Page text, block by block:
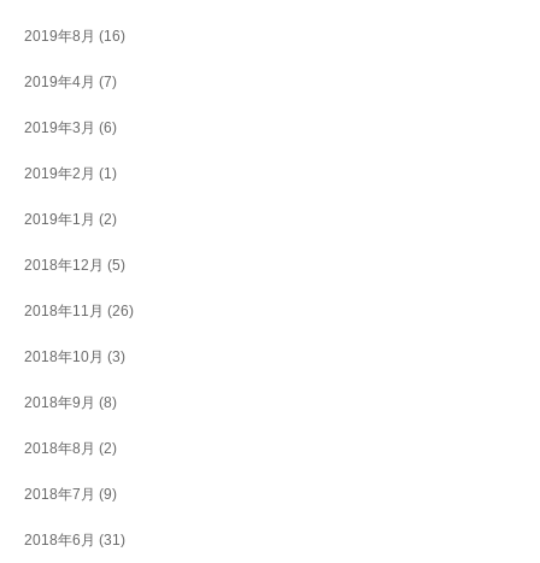
2019年8月 (16)
2019年4月 (7)
2019年3月 (6)
2019年2月 (1)
2019年1月 (2)
2018年12月 (5)
2018年11月 (26)
2018年10月 (3)
2018年9月 (8)
2018年8月 (2)
2018年7月 (9)
2018年6月 (31)